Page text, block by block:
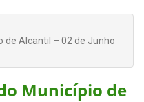
de Alcantil – 02 de Junho
Município de